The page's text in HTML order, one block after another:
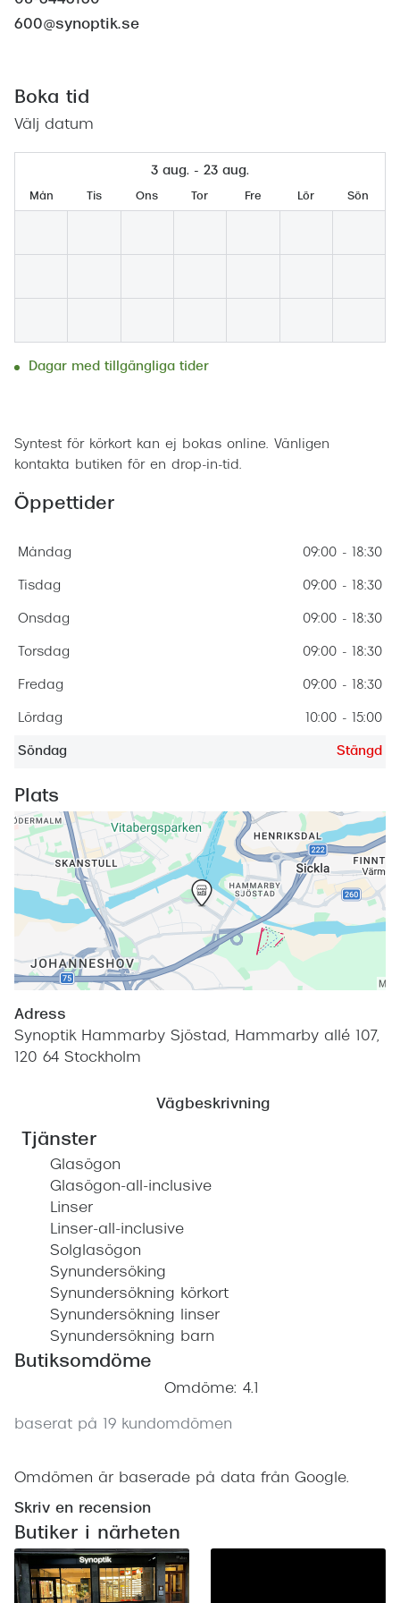
Oakley
600@synoptik.se
Boka tid
Välj datum
3 aug. - 23 aug.
Mån Tis Ons Tor Fre Lör Sön
Dagar med tillgängliga tider
Syntest för körkort kan ej bokas online. Vänligen
kontakta butiken för en drop-in-tid.
Öppettider
Måndag 09:00 - 18:30
Tisdag 09:00 - 18:30
Onsdag 09:00 - 18:30
Torsdag 09:00 - 18:30
Fredag 09:00 - 18:30
Lördag 10:00 - 15:00
Söndag Stängd
Plats
Adress
Synoptik Hammarby Sjöstad, Hammarby allé 107,
120 64 Stockholm
Vägbeskrivning
Tjänster
Glasögon
Glasögon-all-inclusive
Linser
Linser-all-inclusive
Solglasögon
Synundersöking
Synundersökning körkort
Synundersökning linser
Synundersökning barn
Butiksomdöme
Omdöme: 4.1
baserat på 19 kundomdömen
Omdömen är baserade på data från Google.
Skriv en recension
Butiker i närheten